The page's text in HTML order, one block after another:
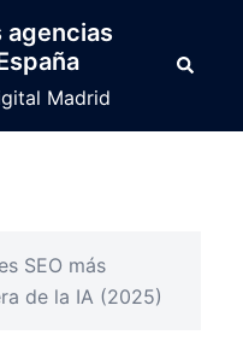
agencias
Madrid
Buscar
SEO más
de la IA (2025)